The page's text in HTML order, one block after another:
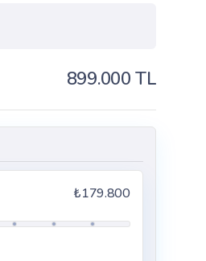
899.000 TL
₺179.800